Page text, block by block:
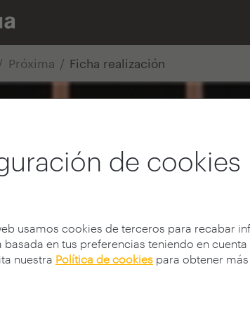
de cookies
usamos cookies de terceros para recabar
basada en tus preferencias teniendo en
nuestra Política de cookies para obtener
Próxima Ficha realización